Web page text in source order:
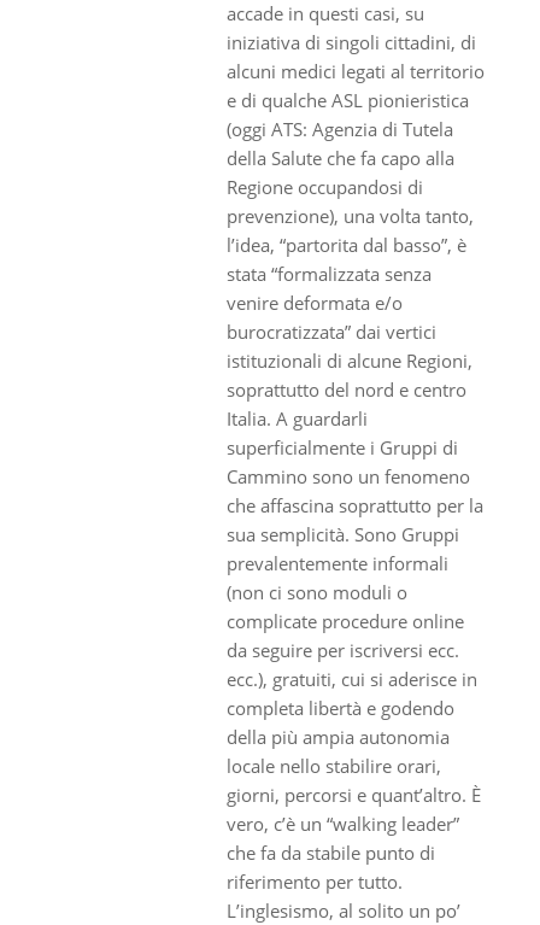
accade in questi casi, su
iniziativa di singoli cittadini, di
alcuni medici legati al territorio
e di qualche ASL pionieristica
(oggi ATS: Agenzia di Tutela
della Salute che fa capo alla
Regione occupandosi di
prevenzione), una volta tanto,
l’idea, “partorita dal basso”, è
stata “formalizzata senza
venire deformata e/o
burocratizzata” dai vertici
istituzionali di alcune Regioni,
soprattutto del nord e centro
Italia. A guardarli
superficialmente i Gruppi di
Cammino sono un fenomeno
che affascina soprattutto per la
sua semplicità. Sono Gruppi
prevalentemente informali
(non ci sono moduli o
complicate procedure online
da seguire per iscriversi ecc.
ecc.), gratuiti, cui si aderisce in
completa libertà e godendo
della più ampia autonomia
locale nello stabilire orari,
giorni, percorsi e quant’altro. È
vero, c’è un “walking leader”
che fa da stabile punto di
riferimento per tutto.
L’inglesismo, al solito un po’